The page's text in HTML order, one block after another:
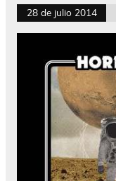
28 de julio 2014